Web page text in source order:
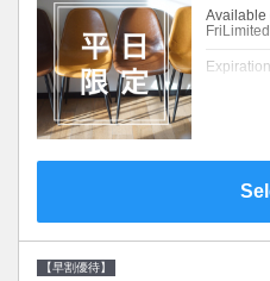
Available
FriLimited
新規限
平日クー
提案さ
【早割優待】